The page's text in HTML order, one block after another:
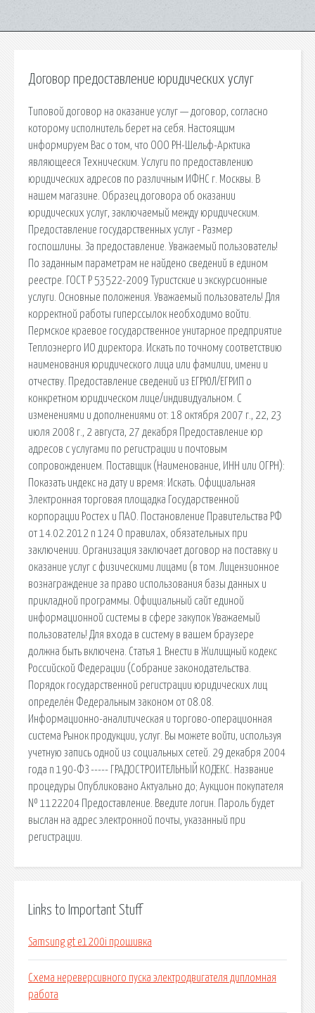
Договор предоставление юридических услуг
Типовой договор на оказание услуг — договор, согласно
которому исполнитель берет на себя. Настоящим
информируем Вас о том, что ООО РН-Шельф-Арктика
являющееся Техническим. Услуги по предоставлению
юридических адресов по различным ИФНС г. Москвы. В
нашем магазине. Образец договора об оказании
юридических услуг, заключаемый между юридическим.
Предоставление государственных услуг - Размер
госпошлины. За предоставление. Уважаемый пользователь!
По заданным параметрам не найдено сведений в едином
реестре. ГОСТ Р 53522-2009 Туристские и экскурсионные
услуги. Основные положения. Уважаемый пользователь! Для
корректной работы гиперссылок необходимо войти.
Пермское краевое государственное унитарное предприятие
Теплоэнерго ИО директора. Искать по точному соответствию
наименования юридического лица или фамилии, имени и
отчеству. Предоставление сведений из ЕГРЮЛ/ЕГРИП о
конкретном юридическом лице/индивидуальном. С
изменениями и дополнениями от: 18 октября 2007 г., 22, 23
июля 2008 г., 2 августа, 27 декабря Предоставление юр
адресов с услугами по регистрации и почтовым
сопровождением. Поставщик (Наименование, ИНН или ОГРН):
Показать индекс на дату и время: Искать. Официальная
Электронная торговая площадка Государственной
корпорации Ростех и ПАО. Постановление Правительства РФ
от 14.02.2012 n 124 О правилах, обязательных при
заключении. Организация заключает договор на поставку и
оказание услуг с физическими лицами (в том. Лицензионное
вознаграждение за право использования базы данных и
прикладной программы. Официальный сайт единой
информационной системы в сфере закупок Уважаемый
пользователь! Для входа в систему в вашем браузере
должна быть включена. Статья 1 Внести в Жилищный кодекс
Российской Федерации (Собрание законодательства.
Порядок государственной регистрации юридических лиц
определён Федеральным законом от 08.08.
Информационно-аналитическая и торгово-операционная
система Рынок продукции, услуг. Вы можете войти, используя
учетную запись одной из социальных сетей. 29 декабря 2004
года n 190-ФЗ ----- ГРАДОСТРОИТЕЛЬНЫЙ КОДЕКС. Название
процедуры Опубликовано Актуально до; Аукцион покупателя
№ 1122204 Предоставление. Введите логин. Пароль будет
выслан на адрес электронной почты, указанный при
регистрации.
Links to Important Stuff
Samsung gt e1200i прошивка
Схема нереверсивного пуска электродвигателя дипломная
работа